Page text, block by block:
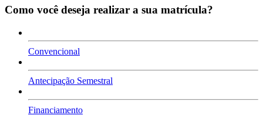
Como você deseja realizar a sua matrícula?
Convencional
Antecipação Semestral
Financiamento